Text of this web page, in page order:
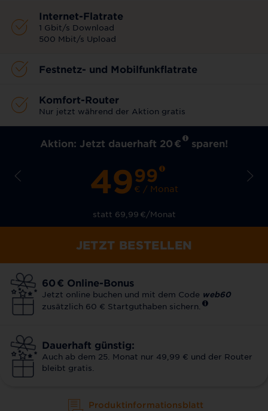
Internet-Flatrate
1 Gbit/s Download
500 Mbit/s Upload
Festnetz- und Mobilfunkflatrate
Komfort-Router
Nur jetzt während der Aktion gratis
Aktion: Jetzt dauerhaft 20 € sparen!
4999
€ / Monat
statt 69,99 €/Monat
JETZT BESTELLEN
60 € Online-Bonus
Jetzt online buchen und mit dem Code web60
zusätzlich 60 € Startguthaben sichern.
Dauerhaft günstig:
Auch ab dem 25. Monat nur 49,99 € und der Router
bleibt gratis.
Produktinformationsblatt